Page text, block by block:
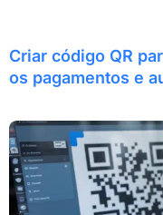
Criar código QR
os pagamentos e